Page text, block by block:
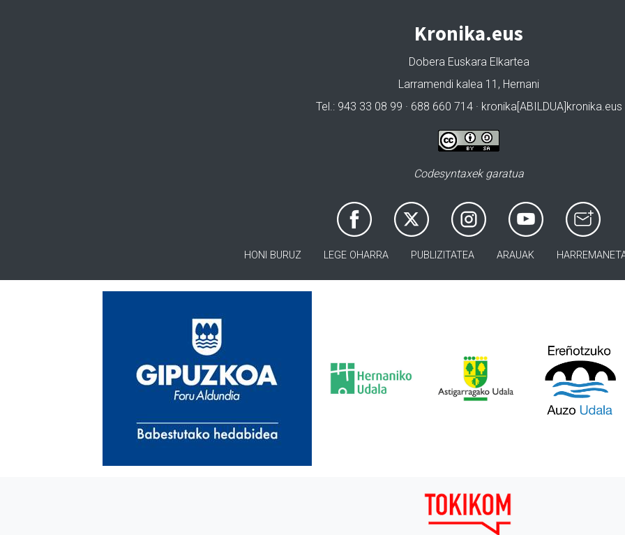
Kronika.eus
Dobera Euskara Elkartea
Larramendi kalea 11, Hernani
Tel.: 943 33 08 99 · 688 660 714 · kronika[ABILDUA]kronika.eus
Codesyntaxek garatua
HONI BURUZ LEGE OHARRA PUBLIZITATEA ARAUAK